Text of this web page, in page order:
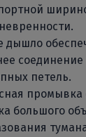
дышло
петель.
большого